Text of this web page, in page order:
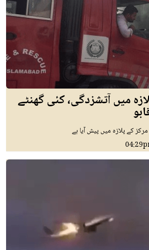
میں آتشزدگی، کئی گھنٹے
کے پلازہ میں پیش آیا ہے